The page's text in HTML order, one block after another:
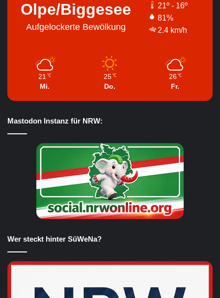
Olpe/Biggesee
Aufgelockerte Bewölkung
21º - 16º
81%
2.4 km/h
21 ℃
Mi.
25 ℃
Do.
26 ℃
Fr.
Mastodon Instanz für NRW:
Wer steckt hinter SüWeNa?